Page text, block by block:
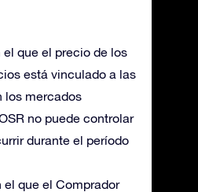
el que el precio de los
está vinculado a las
los mercados
no puede controlar
durante el período
el que el Comprador